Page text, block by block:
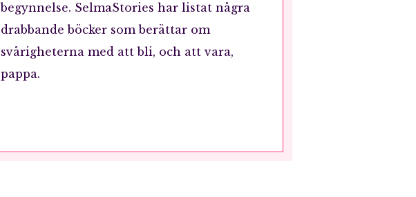
begynnelse. SelmaStories har listat några
drabbande böcker som berättar om
svårigheterna med att bli, och att vara,
pappa.